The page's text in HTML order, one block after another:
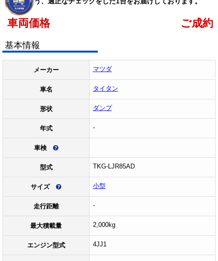
車両価格 ご成約
基本情報
メーカー マツダ
車名 タイタン
形状 ダンプ
年式 -
車検
型式 TKG-LJR85AD
サイズ 小型
走行距離 -
最大積載量 2,000kg
エンジン型式 4JJ1